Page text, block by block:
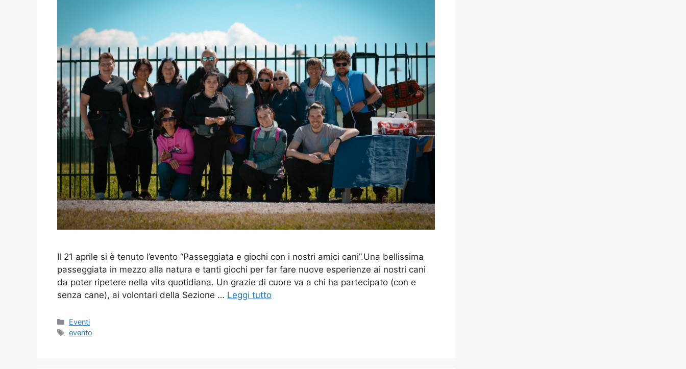
Il 21 aprile si è tenuto l’evento “Passeggiata e giochi con i nostri amici cani”.Una bellissima
passeggiata in mezzo alla natura e tanti giochi per far fare nuove esperienze ai nostri cani
da poter ripetere nella vita quotidiana. Un grazie di cuore va a chi ha partecipato (con e
senza cane), ai volontari della Sezione … Leggi tutto
Categorie
Eventi
Tag
evento